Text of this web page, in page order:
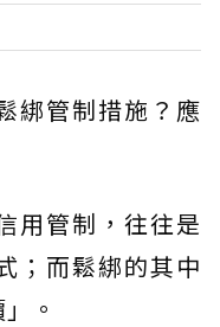
綁管制措施？應
用管制，往往是
；而鬆綁的其中
。